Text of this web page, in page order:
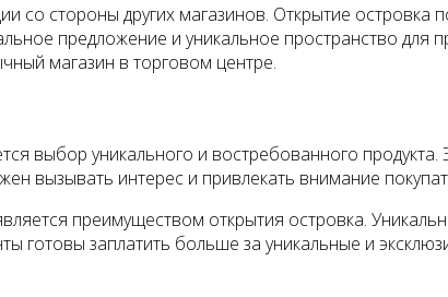
стороны других магазинов. Открытие островка
предложение и уникальное пространство
магазин в торговом центре.
выбор уникального и востребованного
вызывать интерес и привлекать внимание
преимуществом открытия островка.
готовы заплатить больше за уникальные и